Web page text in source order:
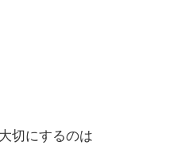
切にするのは